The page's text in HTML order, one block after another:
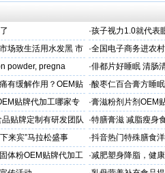
·孩子视力1.0就代表
场致生活用水发黑 市
·全国电子商务进农
利开班
powder, pregna ·俳都片好睡眠 清肠
有缓解作用？OEM贴
·酸枣仁百合膏方睡
厂
贴牌代加工哪家专
·膏滋粉剂片剂OEM
贴牌定制有研发团队
·特膳膏滋 减脂瘦身
务商
来宾”马拉松盛事 ·抖音热门特殊膳食
牌加工
体粉OEM贴牌代加工
·减肥塑身降脂，健